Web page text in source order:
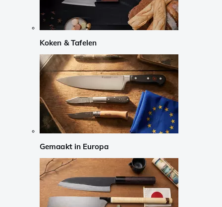
Koken & Tafelen
Gemaakt in Europa